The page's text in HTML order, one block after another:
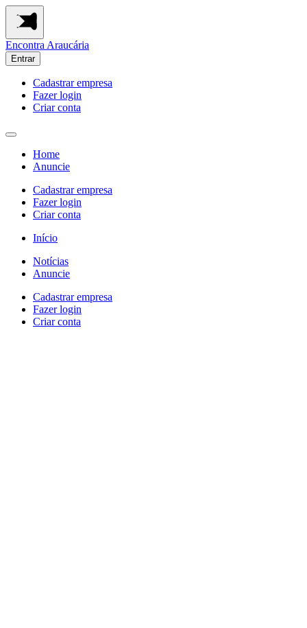
Encontra Araucária
Entrar
Cadastrar empresa
Fazer login
Criar conta
Home
Anuncie
Cadastrar empresa
Fazer login
Criar conta
Início
Notícias
Anuncie
Cadastrar empresa
Fazer login
Criar conta